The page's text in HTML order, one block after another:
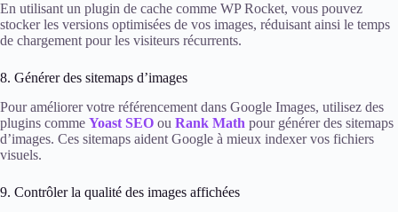
En utilisant un plugin de cache comme WP Rocket, vous pouvez
stocker les versions optimisées de vos images, réduisant ainsi le temps
de chargement pour les visiteurs récurrents.
8. Générer des sitemaps d’images
Pour améliorer votre référencement dans Google Images, utilisez des
plugins comme Yoast SEO ou Rank Math pour générer des sitemaps
d’images. Ces sitemaps aident Google à mieux indexer vos fichiers
visuels.
9. Contrôler la qualité des images affichées